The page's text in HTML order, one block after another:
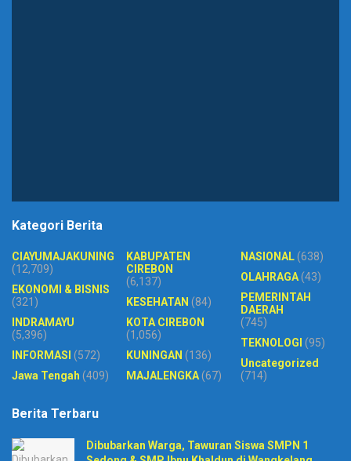
Kategori Berita
CIAYUMAJAKUNING
(12,709)
EKONOMI & BISNIS
(321)
INDRAMAYU
(5,396)
INFORMASI (572)
Jawa Tengah (409)
KABUPATEN
CIREBON
(6,137)
KESEHATAN (84)
KOTA CIREBON
(1,056)
KUNINGAN (136)
MAJALENGKA(67)
NASIONAL(638)
OLAHRAGA(43)
PEMERINTAH
DAERAH
(745)
TEKNOLOGI (95)
Uncategorized
(714)
Berita Terbaru
Dibubarkan Warga, Tawuran Siswa SMPN 1